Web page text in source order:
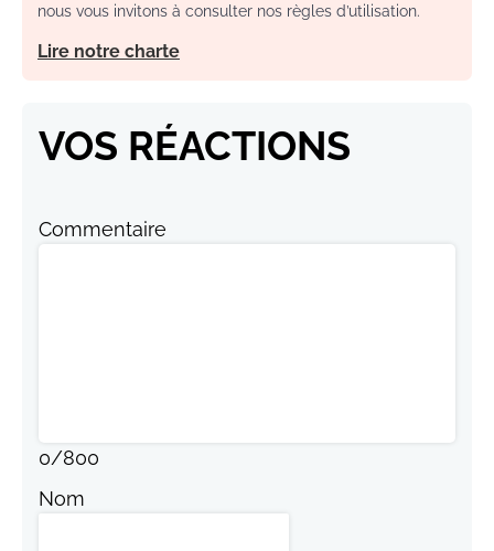
nous vous invitons à consulter nos règles d’utilisation.
Lire notre charte
VOS RÉACTIONS
Commentaire
0/800
Nom